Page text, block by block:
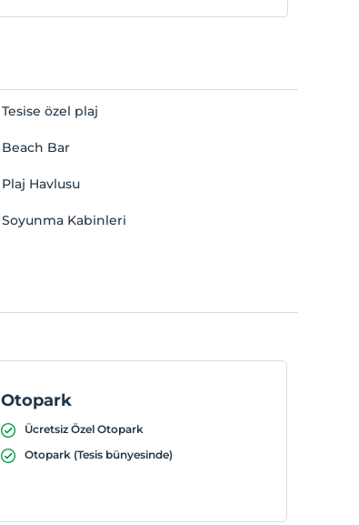
Tesise özel plaj
Beach Bar
Plaj Havlusu
Soyunma Kabinleri
Otopark
Ücretsiz Özel Otopark
Otopark (Tesis bünyesinde)